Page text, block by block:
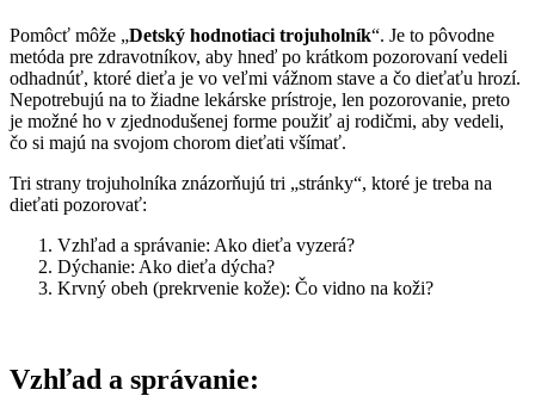
Pomôcť môže „Detský hodnotiaci trojuholník“. Je to pôvodne
metóda pre zdravotníkov, aby hneď po krátkom pozorovaní vedeli
odhadnúť, ktoré dieťa je vo veľmi vážnom stave a čo dieťaťu hrozí.
Nepotrebujú na to žiadne lekárske prístroje, len pozorovanie, preto
je možné ho v zjednodušenej forme použiť aj rodičmi, aby vedeli,
čo si majú na svojom chorom dieťati všímať.
Tri strany trojuholníka znázorňujú tri „stránky“, ktoré je treba na
dieťati pozorovať:
Vzhľad a správanie: Ako dieťa vyzerá?
Dýchanie: Ako dieťa dýcha?
Krvný obeh (prekrvenie kože): Čo vidno na koži?
Vzhľad a správanie: